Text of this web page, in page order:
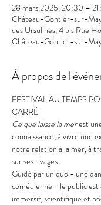
28 mars 2025, 20:30 –
Château-Gontier-sur-
des Ursulines, 4 bis Rue
Château-Gontier-sur-
À propos de
FESTIVAL AU TEMPS
CARRÉ
Ce que laisse la mer est
connaissance, à vivre une
notre relation à la mer, à
sur ses rivages.
Guidé par un duo - une
comédienne - le public est
immersif, scientifique et